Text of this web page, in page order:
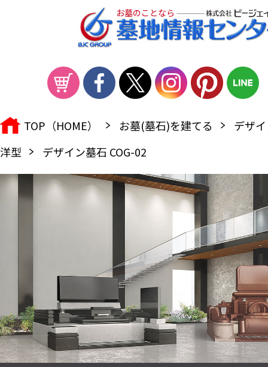
お墓のことなら
TOP（HOME） お墓(墓石)を建てる
デザ
洋型
デザイン墓石 COG-02